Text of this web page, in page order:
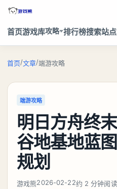
首页游戏库攻略 排行榜搜索站
首页/文章/端游攻略
端游攻略
明日方舟终
谷地基地蓝
规划
游戏熊2026-02-22约 2 分钟阅读